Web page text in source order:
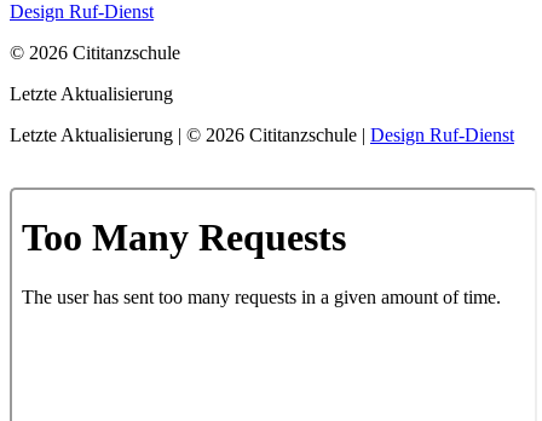
Design Ruf-Dienst
© 2026 Cititanzschule
Letzte Aktualisierung
Letzte Aktualisierung | © 2026 Cititanzschule | Design Ruf-Dienst